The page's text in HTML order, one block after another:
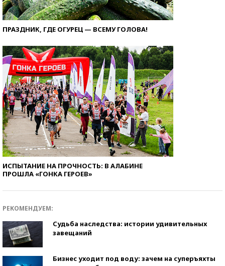
ПРАЗДНИК, ГДЕ ОГУРЕЦ — ВСЕМУ ГОЛОВА!
ИСПЫТАНИЕ НА ПРОЧНОСТЬ: В АЛАБИНЕ
ПРОШЛА «ГОНКА ГЕРОЕВ»
РЕКОМЕНДУЕМ:
Судьба наследства: истории удивительных
завещаний
Бизнес уходит под воду: зачем на суперъяхты